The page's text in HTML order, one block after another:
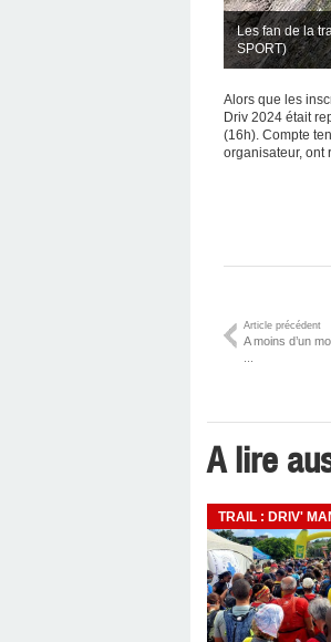
Les fan de la
SPORT)
Alors que les
Driv 2024 était
(16h). Compte
organisateur, ont
Article précédent
A moins d’un
A lire
TRAIL : DRIV'